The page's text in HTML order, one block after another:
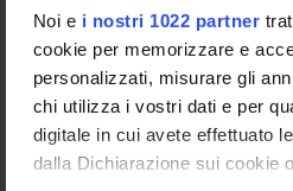
Noi e i nostri 1022 partner
cookie per memorizzare e
personalizzati, misurare gli
chi utilizza i vostri dati e per
digitale in cui avete effettuato
dalla Dichiarazione sui cookie
I laboratori
ricerca,
Preparano gli
metodologie di
Bibliografia